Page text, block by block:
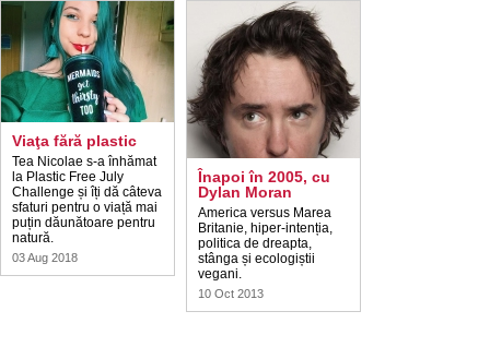
Viaţa fără plastic
Tea Nicolae s-a înhămat
la Plastic Free July
Challenge și îți dă câteva
sfaturi pentru o viață mai
puțin dăunătoare pentru
natură.
03 Aug 2018
Înapoi în 2005, cu
Dylan Moran
America versus Marea
Britanie, hiper-intenția,
politica de dreapta,
stânga și ecologiștii
vegani.
10 Oct 2013